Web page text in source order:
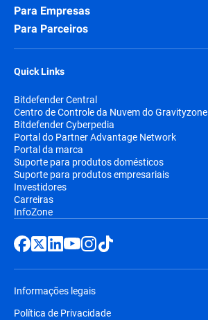
Para Empresas
Para Parceiros
Quick Links
Bitdefender Central
Centro de Controle da Nuvem do Gravityzone
Bitdefender Cyberpedia
Portal do Partner Advantage Network
Portal da marca
Suporte para produtos domésticos
Suporte para produtos empresariais
Investidores
Carreiras
InfoZone
Informações legais
Política de Privacidade